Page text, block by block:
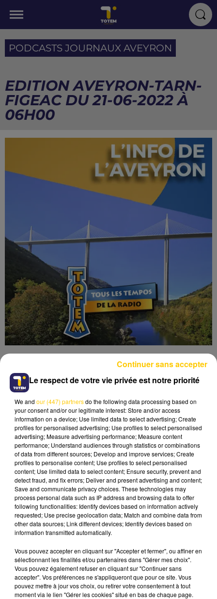
PODCASTS JOURNAUX AVEYRON
EDITION AVEYRON-TARN-
FIGEAC DU 21-06-2022 À
06H00
Lecture
21 juin 2022
EDITION AVEYRON-TARN-FIGEAC DU
21-06-2022 À 06H00
Ecoutez sur Totem l'information dans l'Aveyron,
le Tarn et le pays de Figeac avec les reportages
Le respect de votre vie privée est notre priorité
We and our (447) partnersdo the following data processing based on
your consent and/or our legitimate interest: Store and/or access
information on a device; Use limited data to select advertising; Create
profiles for personalised advertising; Use profiles to select personalised
advertising; Measure advertising performance; Measure content
performance; Understand audiences through statistics or combinations
of data from different sources; Develop and improve services; Create
profiles to personalise content; Use profiles to select personalised
content; Use limited data to select content; Ensure security, prevent and
detect fraud, and fix errors; Deliver and present advertising and content;
Save and communicate privacy choices. These technologies may
process personal data such as IP address and browsing data to offer
following functionalities: Identify devices based on information actively
requested; Use precise geolocation data; Match and combine data from
other data sources; Link different devices; Identify devices based on
information transmitted automatically.
Vous pouvez accepter en cliquant sur "Accepter et fermer", ou affiner en
sélectionnant les finalités et/ou partenaires dans "Gérer mes choix".
Vous pouvez également refuser en cliquant sur "Continuer sans
accepter". Vos préférences ne s'appliqueront que pour ce site. Vous
pouvez mettre à jour vos choix, ou retirer votre consentement à tout
moment via le lien "Gérer les cookies" situé en bas de chaque page.
Continuer sans accepter